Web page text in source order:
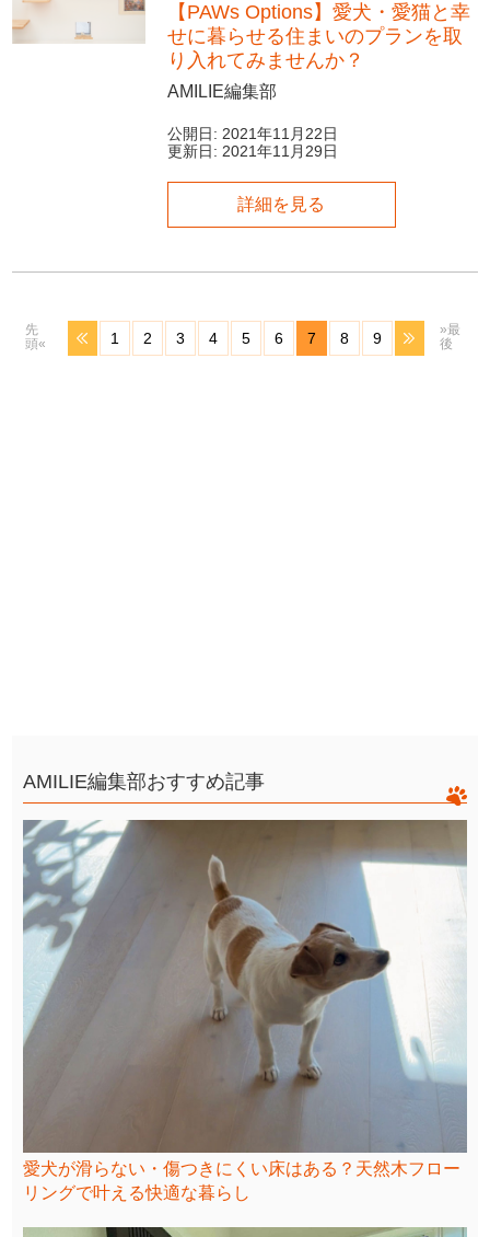
【PAWs Options】愛犬・愛猫と幸
せに暮らせる住まいのプランを取
り入れてみませんか？
AMILIE編集部
公開日: 2021年11月22日
更新日: 2021年11月29日
詳細を見る
先
頭«
1 2 3 4 5 6 7 8 9
»最
後
AMILIE編集部おすすめ記事
愛犬が滑らない・傷つきにくい床はある？天然木フロー
リングで叶える快適な暮らし